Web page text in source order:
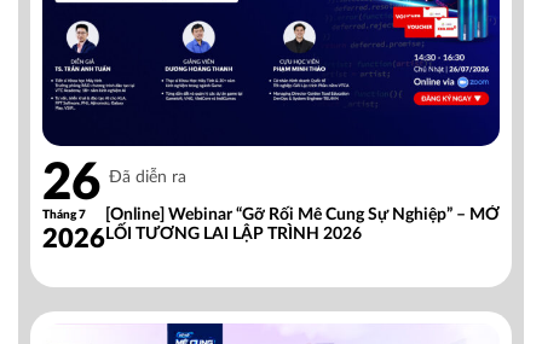
26
Tháng 7
2026
Đã diễn ra
[Online] Webinar “Gỡ Rối Mê Cung Sự Nghiệp” – MỞ
LỐI TƯƠNG LAI LẬP TRÌNH 2026